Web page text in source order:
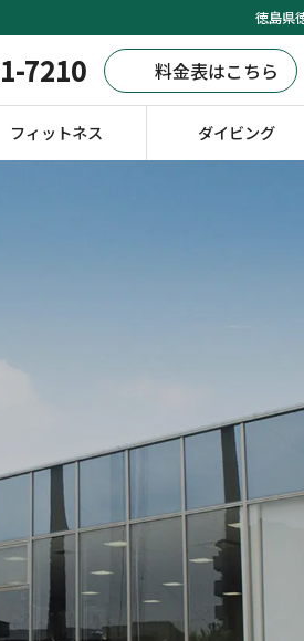
徳島県
7210 料金表はこちら
フィットネス ダイビング